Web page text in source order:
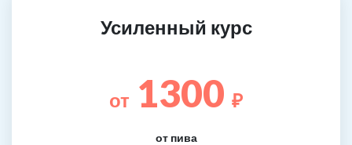
Усиленный курс
от 1300 ₽
от пива